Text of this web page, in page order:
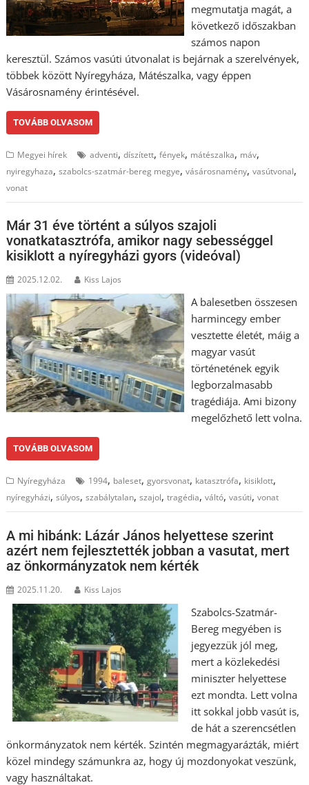
megmutatja magát, a
következő időszakban
számos napon
keresztül. Számos vasúti útvonalat is bejárnak a szerelvények,
többek között Nyíregyháza, Mátészalka, vagy éppen
Vásárosnamény érintésével.
TOVÁBB OLVASOM
Megyei hírek adventi,díszített,fények, mátészalka, máv,
nyiregyhaza,szabolcs-szatmár-bereg megye,vásárosnamény,vasútvonal,
vonat
Már 31 éve történt a súlyos szajoli
vonatkatasztrófa, amikor nagy sebességgel
kisiklott a nyíregyházi gyors (videóval)
2025.12.02. Kiss Lajos
A balesetben összesen
harmincegy ember
vesztette életét, máig a
magyar vasút
történetének egyik
legborzalmasabb
tragédiája. Ami bizony
megelőzhető lett volna.
TOVÁBB OLVASOM
Nyíregyháza 1994, baleset,gyorsvonat, katasztrófa, kisiklott,
nyíregyházi,súlyos,szabálytalan,szajol,tragédia,váltó,vasúti,vonat
A mi hibánk: Lázár János helyettese szerint
azért nem fejlesztették jobban a vasutat, mert
az önkormányzatok nem kérték
2025.11.20. Kiss Lajos
Szabolcs-Szatmár-
Bereg megyében is
jegyezzük jól meg,
mert a közlekedési
miniszter helyettese
ezt mondta. Lett volna
itt sokkal jobb vasút is,
de hát a szerencsétlen
önkormányzatok nem kérték. Szintén megmagyarázták, miért
közel mindegy számunkra az, hogy új mozdonyokat veszünk,
vagy használtakat.